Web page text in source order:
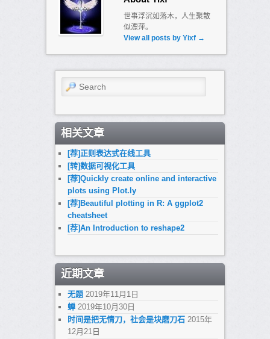
世事浮沉如落木，人生聚散
似漂萍。
View all posts by Yixf →
Search
相关文章
[荐]正则表达式在线工具
[转]数据可视化工具
[荐]Quickly create online and interactive
plots using Plot.ly
[荐]Beautiful plotting in R: A ggplot2
cheatsheet
[荐]An Introduction to reshape2
近期文章
无题 2019年11月1日
蝉 2019年10月30日
时间是把无情刀，社会是块磨刀石 2015年
12月21日